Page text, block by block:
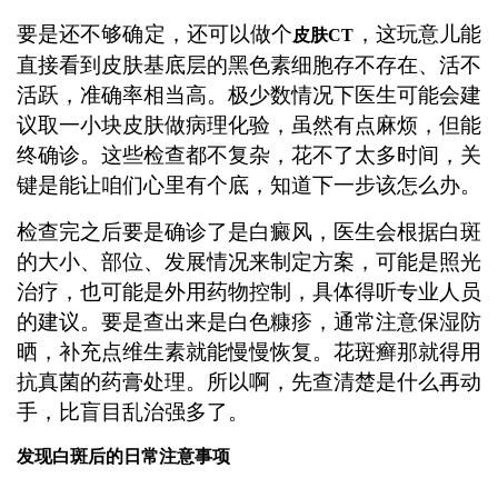
要是还不够确定，还可以做个皮肤CT ，这玩意儿能
直接看到皮肤基底层的黑色素细胞存不存在、活不
活跃，准确率相当高。极少数情况下医生可能会建
议取一小块皮肤做病理化验，虽然有点麻烦，但能
终确诊。这些检查都不复杂，花不了太多时间，关
键是能让咱们心里有个底，知道下一步该怎么办。
检查完之后要是确诊了是白癜风，医生会根据白斑
的大小、部位、发展情况来制定方案，可能是照光
治疗，也可能是外用药物控制，具体得听专业人员
的建议。要是查出来是白色糠疹，通常注意保湿防
晒，补充点维生素就能慢慢恢复。花斑癣那就得用
抗真菌的药膏处理。所以啊，先查清楚是什么再动
手，比盲目乱治强多了。
发现白斑后的日常注意事项